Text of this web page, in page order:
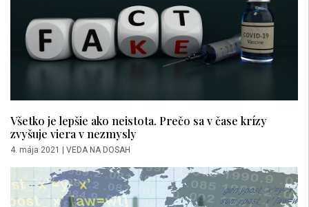
Všetko je lepšie ako neistota. Prečo sa v čase krízy
zvyšuje viera v nezmysly
4. mája 2021 VEDA NA DOSAH